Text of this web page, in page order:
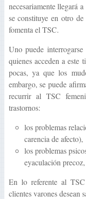
necesariamente llegará
se constituye en otro
fomenta el TSC.
Uno puede
quienes acceden a este
pocas, ya que los
embargo, se puede
recurrir al TSC
trastornos:
los problemas
carencia de afecto),
los problemas
eyaculación
En lo referente al
clientes varones desean